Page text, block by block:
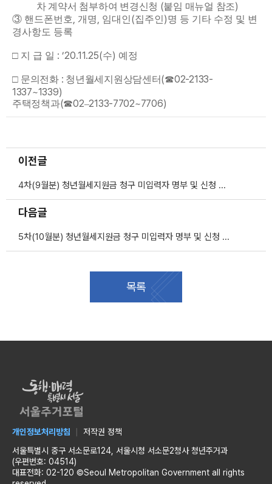
차 계약서 첨부하여 변경신청 (붙임 매뉴얼 참조)
③ 핸드폰번호, 개명, 임대인 (집주인 )명 등 기타 수정 및 변
경사항도 등록
□ 지 급 일 : ’20.11.25(수) 예정
□ 문의전화 : 청년월세지원상담센터(☎02-2133-
1337~1339)
주택정책과(☎02–2133-7702~7706)
이전글
4차(9월분) 청년월세지원금 청구 미입력자 명부 및 신청 안내(긴급)
다음글
5차(10월분) 청년월세지원금 청구 미입력자 명부 및 신청 안내(긴급)
목록
개인정보처리방침
저작권 정책
서울특별시 중구 서소문로124, 서울시청 서소문2청사 청년주거과
(우편번호: 04514)
대표전화: 02-120 ©Seoul Metropolitan Government all rights